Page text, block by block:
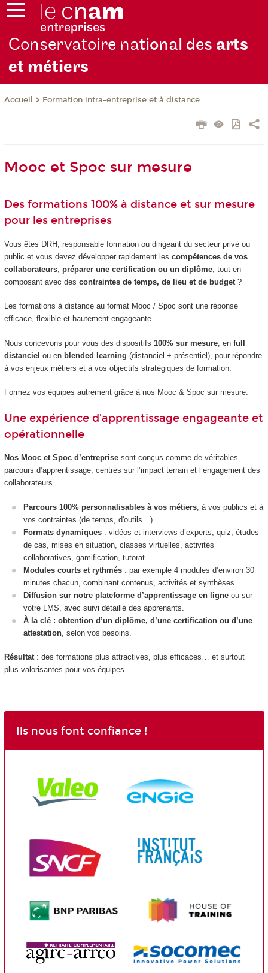
Conservatoire national des arts
et métiers
Accueil Formation intra-entreprise et à distance
Mooc et Spoc sur mesure
Des formations 100% à distance et sur mesure
pour les entreprises
Vous êtes DRH, responsable formation ou dirigeant du secteur privé ou
public et vous devez développer rapidement les compétences de vos
collaborateurs, préparer une certification ou un diplôme, tout en
composant avec des contraintes de temps, de lieu et de budget?
Les formations à distance au format Mooc / Spoc sont une réponse
efficace, flexible et hautement engageante.
Nous concevons pour vous des dispositifs 100% sur mesure, en full
distanciel ou en blended learning (distanciel + présentiel), pour répondre
à vos enjeux métiers et à vos objectifs stratégiques de formation.
Formez vos équipes autrement grâce à nos Mooc & Spoc sur mesure.
Une expérience d’apprentissage engageante et
opérationnelle
Nos Mooc et Spoc d’entreprisesont conçus comme de véritables
parcours d’apprentissage, centrés sur l’impact terrain et l’engagement des
collaborateurs.
Parcours 100% personnalisables à vos métiers , à vos publics et à
vos contraintes (de temps, d'outils…).
Formats dynamiques : vidéos et interviews d’experts, quiz, études
de cas, mises en situation, classes virtuelles, activités
collaboratives, gamification, tutorat.
Modules courts et rythmés : par exemple 4 modules d’environ 30
minutes chacun, combinant contenus, activités et synthèses.
Diffusion sur notre plateforme d’apprentissage en ligne ou sur
votre LMS, avec suivi détaillé des apprenants.
À la clé : obtention d’un diplôme, d’une certification ou d’une
attestation , selon vos besoins.
Résultat: des formations plus attractives, plus efficaces… et surtout
plus valorisantes pour vos équipes
Ils nous font confiance !